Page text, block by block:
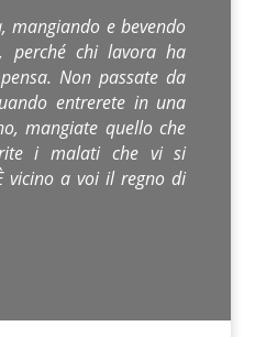
mangiando e bevendo
perché chi lavora ha
Non passate da
entrerete in una
mangiate quello che
i malati che vi si
vicino a voi il regno di